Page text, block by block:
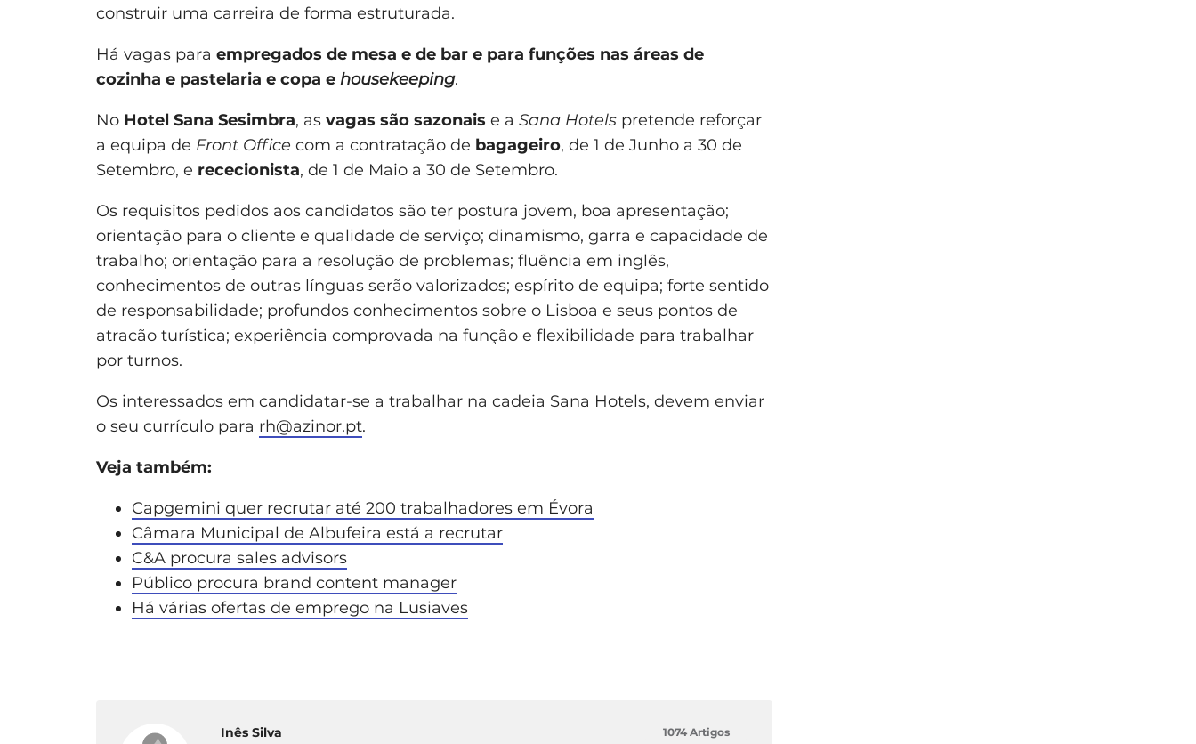
construir uma carreira de forma estruturada.
Há vagas para empregados de mesa e de bar e para funções nas áreas de
cozinha e pastelaria e copa e housekeeping.
No Hotel Sana Sesimbra, as vagas são sazonais e a Sana Hotels pretende reforçar
a equipa de Front Office com a contratação de bagageiro, de 1 de Junho a 30 de
Setembro, e rececionista, de 1 de Maio a 30 de Setembro.
Os requisitos pedidos aos candidatos são ter postura jovem, boa apresentação;
orientação para o cliente e qualidade de serviço; dinamismo, garra e capacidade de
trabalho; orientação para a resolução de problemas; fluência em inglês,
conhecimentos de outras línguas serão valorizados; espírito de equipa; forte sentido
de responsabilidade; profundos conhecimentos sobre o Lisboa e seus pontos de
atracão turística; experiência comprovada na função e flexibilidade para trabalhar
por turnos.
Os interessados em candidatar-se a trabalhar na cadeia Sana Hotels, devem enviar
o seu currículo para rh@azinor.pt.
Veja também:
Capgemini quer recrutar até 200 trabalhadores em Évora
Câmara Municipal de Albufeira está a recrutar
C&A procura sales advisors
Público procura brand content manager
Há várias ofertas de emprego na Lusiaves
Inês Silva 1074 Artigos